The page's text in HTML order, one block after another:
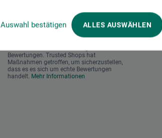
Auswahl bestätigen ALLES AUSWÄHLEN
Bewertungen. Trusted Shops hat
Maßnahmen getroffen, um sicherzustellen,
dass es es sich um echte Bewertungen
handelt. Mehr Informationen